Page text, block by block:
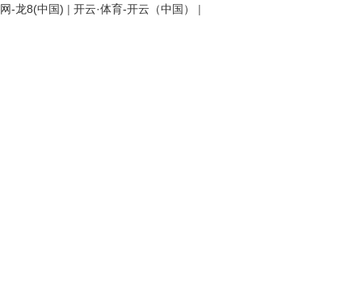
网-龙8(中国) | 开云·体育-开云（中国） |